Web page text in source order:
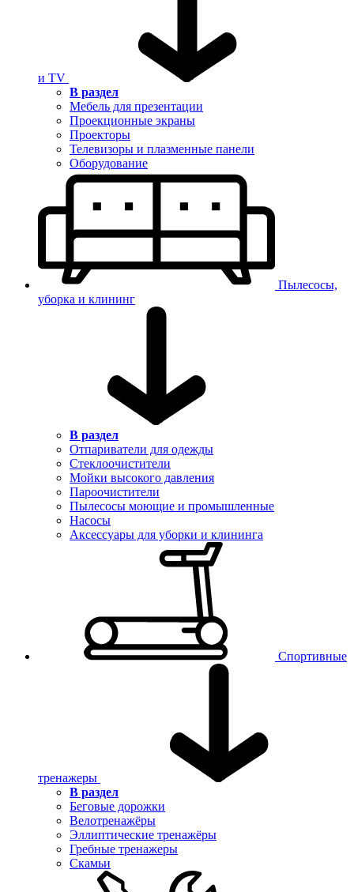
и TV
В раздел
Мебель для презентации
Проекционные экраны
Проекторы
Телевизоры и плазменные панели
Оборудование
Пылесосы,
уборка и клининг
В раздел
Отпариватели для одежды
Стеклоочистители
Мойки высокого давления
Пароочистители
Пылесосы моющие и промышленные
Насосы
Аксессуары для уборки и клининга
Спортивные
тренажеры
В раздел
Беговые дорожки
Велотренажёры
Эллиптические тренажёры
Гребные тренажеры
Скамьи